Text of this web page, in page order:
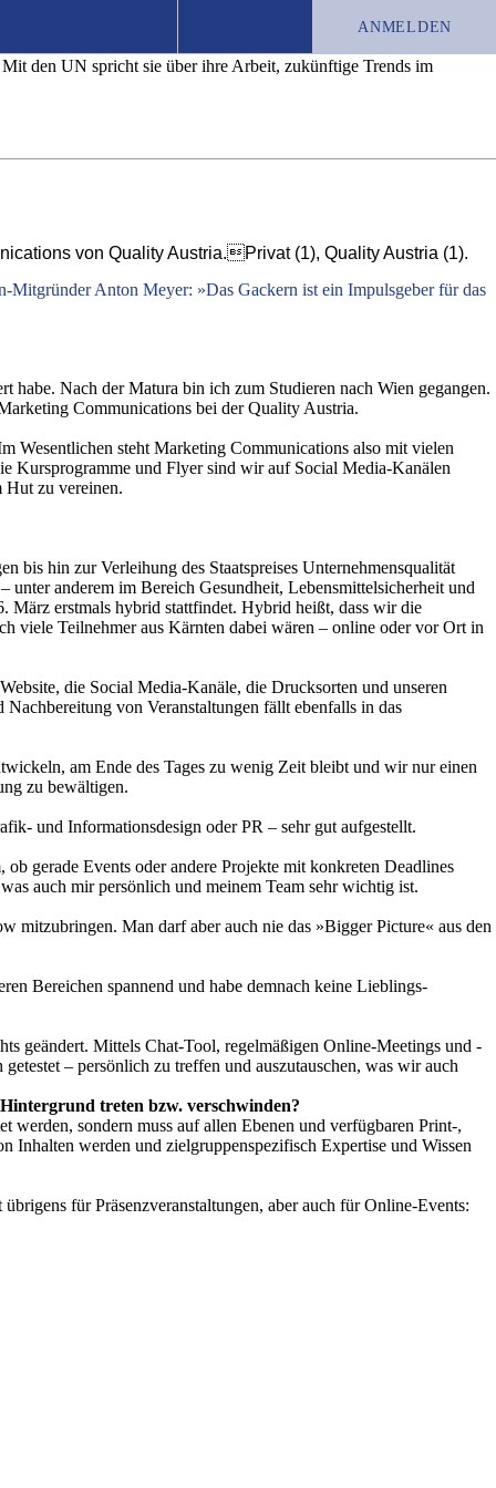
ANMELDEN
den UN spricht sie über ihre Arbeit, zukünftige Trends im
von Quality Austria.Privat (1), Quality Austria (1).
Mitgründer Anton Meyer: »Das Gackern ist ein Impulsgeber für das
habe. Nach der Matura bin ich zum Studieren nach Wien gegangen.
Communications bei der Quality Austria.
Wesentlichen steht Marketing Communications also mit vielen
Kursprogramme und Flyer sind wir auf Social Media-Kanälen
Hut zu vereinen.
bis hin zur Verleihung des Staatspreises Unternehmensqualität
anderem im Bereich Gesundheit, Lebensmittelsicherheit und
März erstmals hybrid stattfindet. Hybrid heißt, dass wir die
viele Teilnehmer aus Kärnten dabei wären – online oder vor Ort in
die Social Media-Kanäle, die Drucksorten und unseren
von Veranstaltungen fällt ebenfalls in das
am Ende des Tages zu wenig Zeit bleibt und wir nur einen
zu bewältigen.
und Informationsdesign oder PR – sehr gut aufgestellt.
gerade Events oder andere Projekte mit konkreten Deadlines
auch mir persönlich und meinem Team sehr wichtig ist.
mitzubringen. Man darf aber auch nie das »Bigger Picture« aus den
Bereichen spannend und habe demnach keine Lieblings-
geändert. Mittels Chat-Tool, regelmäßigen Online-Meetings und -
– persönlich zu treffen und auszutauschen, was wir auch
treten bzw. verschwinden?
sondern muss auf allen Ebenen und verfügbaren Print-,
Inhalten werden und zielgruppenspezifisch Expertise und Wissen
für Präsenzveranstaltungen, aber auch für Online-Events: